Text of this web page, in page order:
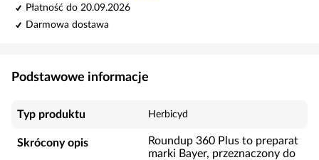
Płatność do 20.09.2026
Darmowa dostawa
Podstawowe informacje
Typ produktu Herbicyd
Skrócony opis
Roundup 360 Plus to preparat
marki Bayer, przeznaczony do